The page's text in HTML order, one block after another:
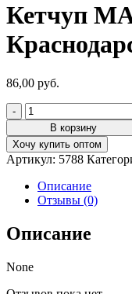
Кетчуп
86,00 руб.
Количество
товара
Кетчуп
МАХЕЕВ
Краснодарский
дой-
пак
300
В корзину
Хочу купить оптом
Артикул: 5788
Описание
Отзывы (0)
Описание
None